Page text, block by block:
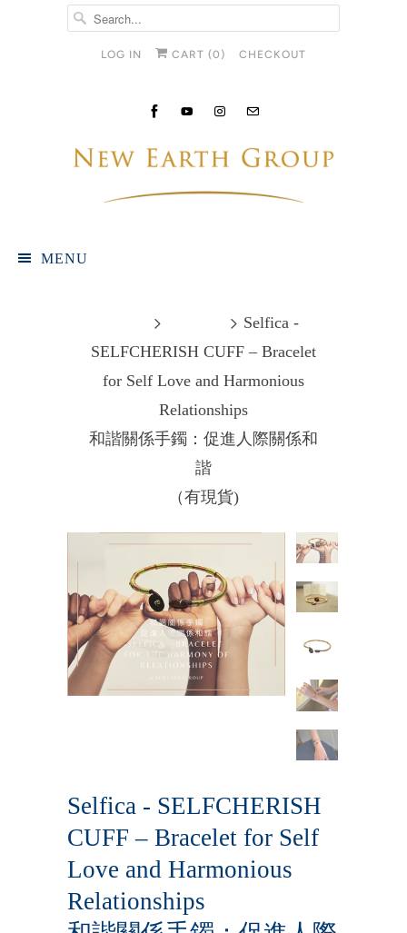
LOG IN CART (0 ) CHECKOUT
MENU
Selfica -
SELFCHERISH CUFF – Bracelet
for Self Love and Harmonious
Relationships
和諧關係手鐲：促進人際關係和
諧
（有現貨)
Selfica - SELFCHERISH
CUFF – Bracelet for Self
Love and Harmonious
Relationships